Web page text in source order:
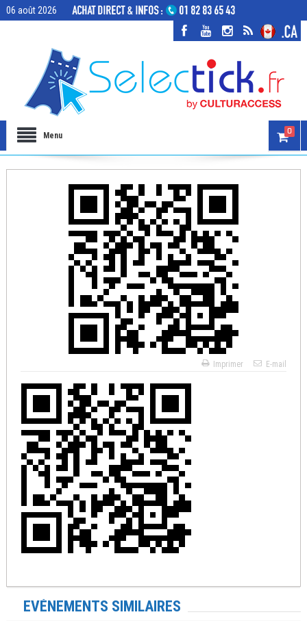
06 août 2026
Menu 0
Imprimer E-mail
EVÉNEMENTS SIMILAIRES